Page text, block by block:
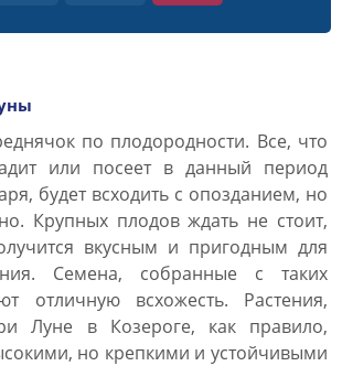
по плодородности. Все, что
или посеет в данный период
будет всходить с опозданием, но
Крупных плодов ждать не стоит,
вкусным и пригодным для
Семена, собранные с таких
отличную всхожесть. Растения,
Луне в Козероге, как правило,
но крепкими и устойчивыми